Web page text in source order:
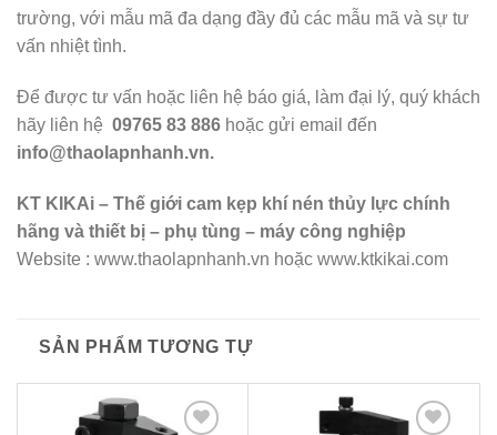
trường, với mẫu mã đa dạng đầy đủ các mẫu mã và sự tư
vấn nhiệt tình.
Để được tư vấn hoặc liên hệ báo giá, làm đại lý, quý khách
hãy liên hệ 09765 83 886 hoặc gửi email đến
info@thaolapnhanh.vn.
KT KIKAi – Thế giới cam kẹp khí nén thủy lực chính
hãng và thiết bị – phụ tùng – máy công nghiệp
Website : www.thaolapnhanh.vn hoặc www.ktkikai.com
SẢN PHẨM TƯƠNG TỰ